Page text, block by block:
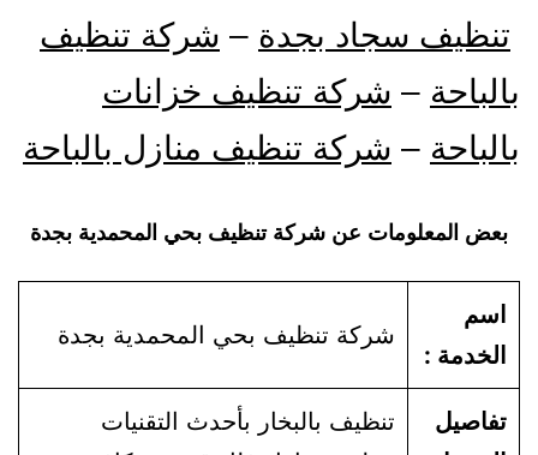
تنظيف سجاد بجدة – شركة تنظيف
بالباحة – شركة تنظيف خزانات
بالباحة – شركة تنظيف منازل بالباحة
بعض المعلومات عن شركة تنظيف بحي المحمدية بجدة
اسم
الخدمة :
شركة تنظيف بحي المحمدية بجدة
تفاصيل
تنظيف بالبخار بأحدث التقنيات